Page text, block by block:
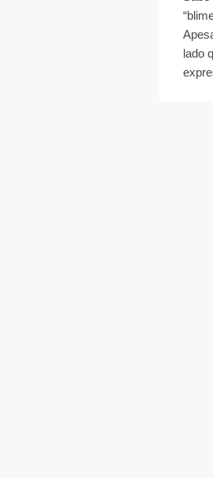
lado